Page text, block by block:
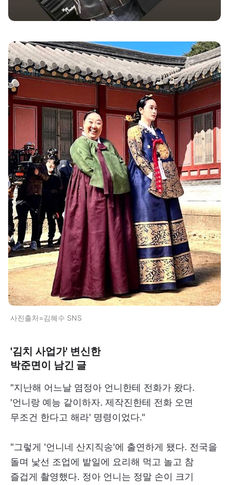
사진출처=김혜수 SNS
'김치 사업가' 변신한
박준면이 남긴 글
"지난해 어느날 염정아 언니한테 전화가 왔다.
'언니랑 예능 같이하자. 제작진한테 전화 오면
무조건 한다고 해라' 명령이었다."
"그렇게 '언니네 산지직송'에 출연하게 됐다. 전국을
돌며 낯선 조업에 밭일에 요리해 먹고 놀고 참
즐겁게 촬영했다. 정아 언니는 정말 손이 크기